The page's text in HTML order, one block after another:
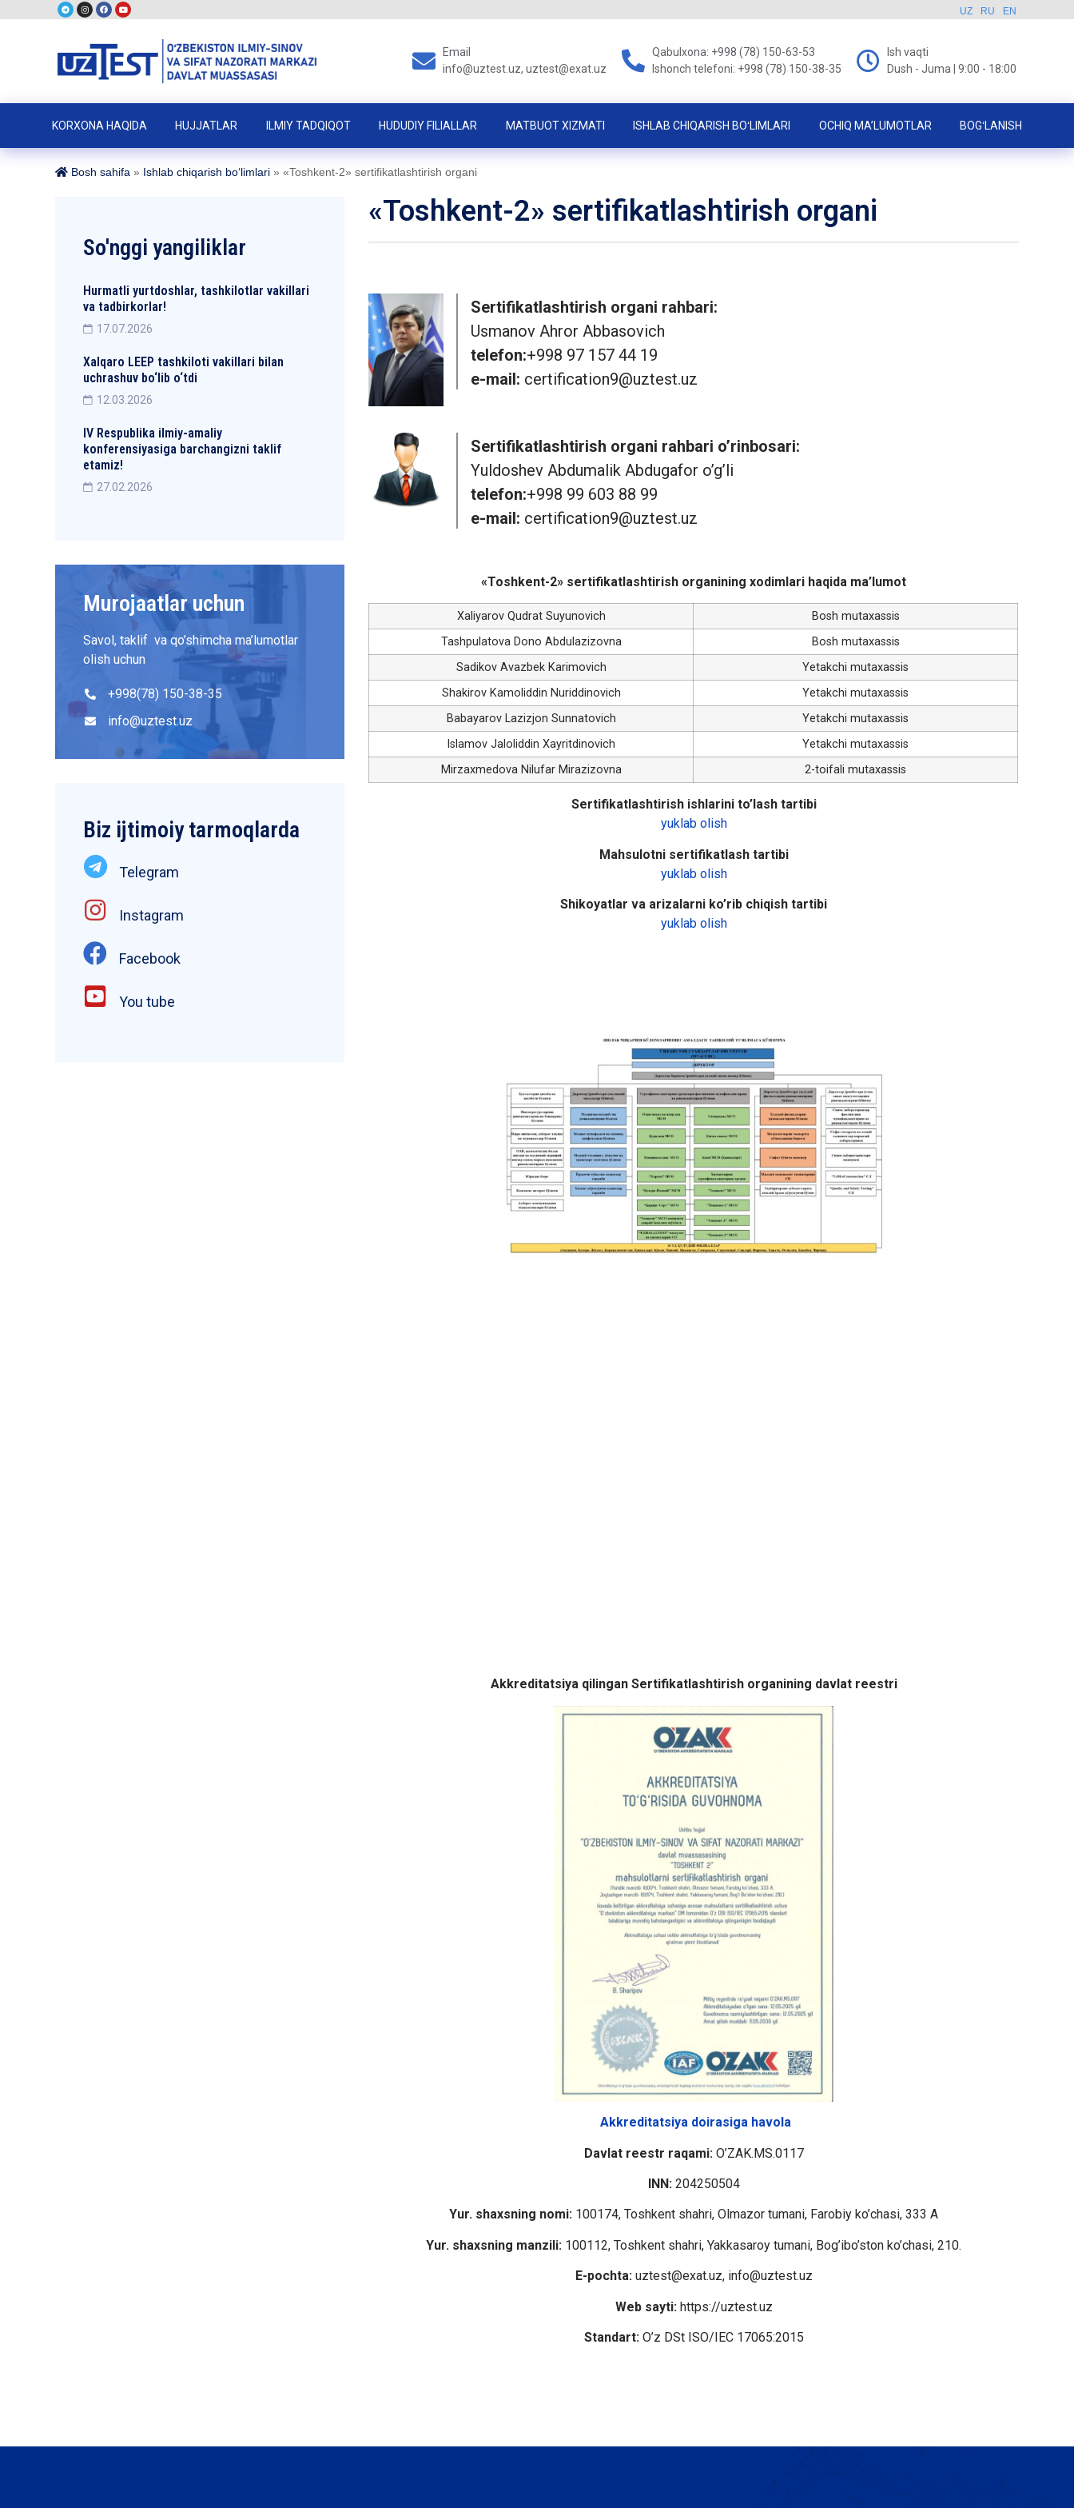
UZ RU EN
Email
info@uztest.uz, uztest@exat.uz
Qabulxona: +998 (78) 150-63-53
Ishonch telefoni: +998 (78) 150-38-35
Ish vaqti
Dush - Juma | 9:00 - 18:00
KORXONA HAQIDA HUJJATLAR ILMIY TADQIQOT HUDUDIY FILIALLAR MATBUOT XIZMATI ISHLAB CHIQARISH BOʻLIMLARI OCHIQ MA’LUMOTLAR BOGʻLANISH
Bosh sahifa » Ishlab chiqarish boʻlimlari » «Toshkent-2» sertifikatlashtirish organi
So'nggi yangiliklar
Hurmatli yurtdoshlar, tashkilotlar vakillari
va tadbirkorlar!
17.07.2026
Xalqaro LEEP tashkiloti vakillari bilan
uchrashuv bo‘lib o‘tdi
12.03.2026
IV Respublika ilmiy-amaliy
konferensiyasiga barchangizni taklif
etamiz!
27.02.2026
Murojaatlar uchun
Savol, taklif va qo’shimcha ma’lumotlar
olish uchun
+998(78) 150-38-35
info@uztest.uz
Biz ijtimoiy tarmoqlarda
Telegram
Instagram
Facebook
You tube
«Toshkent-2» sertifikatlashtirish organi
Sertifikatlashtirish organi rahbari:
Usmanov Ahror Abbasovich
telefon:+998 97 157 44 19
e-mail: certification9@uztest.uz
Sertifikatlashtirish organi rahbari o’rinbosari:
Yuldoshev Abdumalik Abdugafor o’g’li
telefon:+998 99 603 88 99
e-mail: certification9@uztest.uz
«Toshkent-2» sertifikatlashtirish organining xodimlari haqida ma’lumot
Xaliyarov Qudrat Suyunovich
Bosh mutaxassis
Tashpulatova Dono Abdulazizovna
Bosh mutaxassis
Sadikov Avazbek Karimovich
Yetakchi mutaxassis
Shakirov Kamoliddin Nuriddinovich
Yetakchi mutaxassis
Babayarov Lazizjon Sunnatovich
Yetakchi mutaxassis
Islamov Jaloliddin Xayritdinovich
Yetakchi mutaxassis
Mirzaxmedova Nilufar Mirazizovna
2-toifali mutaxassis
Sertifikatlashtirish ishlarini to’lash tartibi
yuklab olish
Mahsulotni sertifikatlash tartibi
yuklab olish
Shikoyatlar va arizalarni ko’rib chiqish tartibi
yuklab olish
Akkreditatsiya qilingan Sertifikatlashtirish organining davlat reestri
Akkreditatsiya doirasiga havola
Davlat reestr raqami:O’ZAK.MS.0117
INN:204250504
Yur. shaxsning nomi: 100174, Toshkent shahri, Olmazor tumani, Farobiy ko’chasi, 333 A
Yur. shaxsning manzili: 100112, Toshkent shahri, Yakkasaroy tumani, Bog’ibo’ston ko’chasi, 210.
E-pochta:uztest@exat.uz, info@uztest.uz
Web sayti:https://uztest.uz
Standart:O’z DSt ISO/IEC 17065:2015